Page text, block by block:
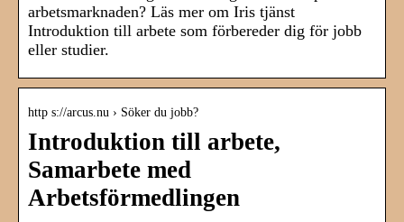
arbetsmarknaden? Läs mer om Iris tjänst
Introduktion till arbete som förbereder dig för jobb
eller studier.
http s://arcus.nu › Söker du jobb?
Introduktion till arbete,
Samarbete med
Arbetsförmedlingen